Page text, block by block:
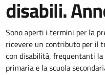
disabili.
Dettagli della
Sono aperti i termini per la
ricevere un contributo per il
con disabilità, frequentanti
primaria e la scuola